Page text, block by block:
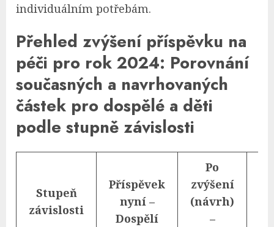
individuálním potřebám.
Přehled zvýšení příspěvku na
péči pro rok 2024: Porovnání
současných a navrhovaných
částek pro dospělé a děti
podle stupně závislosti
Stupeň
závislosti
Příspěvek
nyní –
Dospělí
Po
zvýšení
(návrh)
–